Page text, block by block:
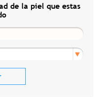
de la piel que estas